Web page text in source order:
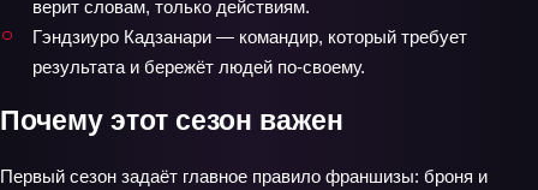
верит словам, только действиям.
Гэндзиуро Кадзанари — командир, который требует
результата и бережёт людей по‑своему.
Почему этот сезон важен
Первый сезон задаёт главное правило франшизы: броня и